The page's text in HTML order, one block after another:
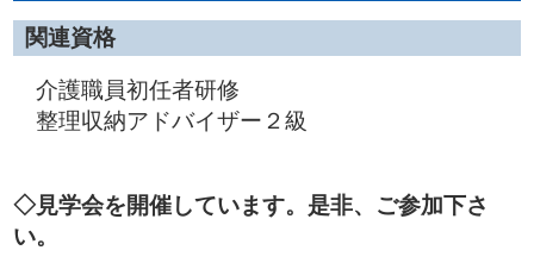
関連資格
介護職員初任者研修
整理収納アドバイザー２級
◇見学会を開催しています。是非、ご参加下さ
い。